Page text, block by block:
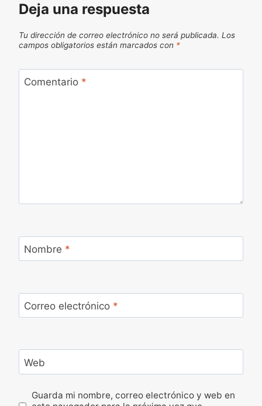
Deja una respuesta
Tu dirección de correo electrónico no será publicada. Los
campos obligatorios están marcados con *
Comentario *
Nombre *
Correo electrónico *
Web
Guarda mi nombre, correo electrónico y web en